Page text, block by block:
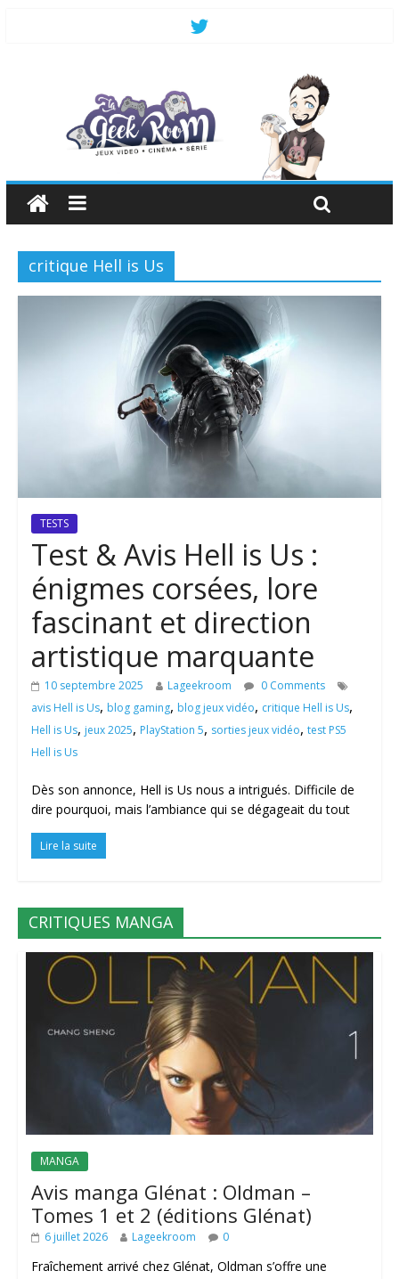
critique Hell is Us
TESTS
Test & Avis Hell is Us :
énigmes corsées, lore
fascinant et direction
artistique marquante
10 septembre 2025 Lageekroom
0 Comments
avis Hell is Us, blog gaming, blog jeux vidéo, critique Hell is Us,
Hell is Us, jeux 2025, PlayStation 5, sorties jeux vidéo, test PS5
Hell is Us
Dès son annonce, Hell is Us nous a intrigués. Difficile de
dire pourquoi, mais l’ambiance qui se dégageait du tout
Lire la suite
CRITIQUES MANGA
MANGA
Avis manga Glénat : Oldman –
Tomes 1 et 2 (éditions Glénat)
6 juillet 2026 Lageekroom 0
Fraîchement arrivé chez Glénat, Oldman s’offre une